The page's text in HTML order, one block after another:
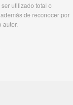
utilizado total o
de reconocer por
autor.